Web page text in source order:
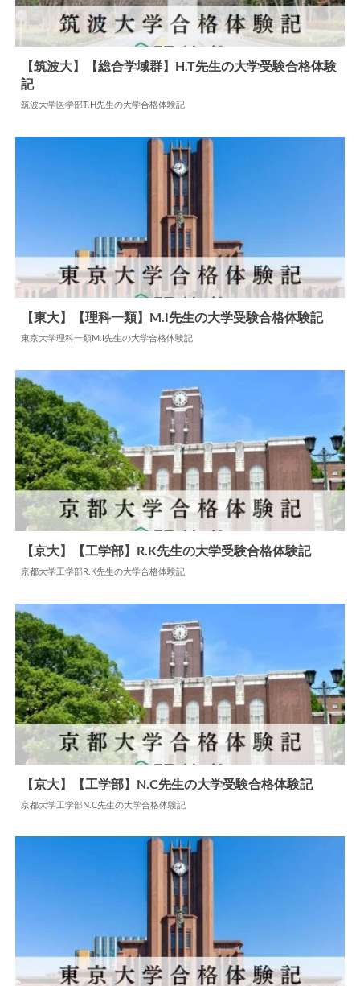
大学合格体験記
【筑波大】【総合学域群】H.T先生の大学受験合格体験
記
筑波大学医学部T.H先生の大学合格体験記
【東大】【理科一類】M.I先生の大学受験合格体験記
東京大学理科一類M.I先生の大学合格体験記
【京大】【工学部】R.K先生の大学受験合格体験記
京都大学工学部R.K先生の大学合格体験記
【京大】【工学部】N.C先生の大学受験合格体験記
京都大学工学部N.C先生の大学合格体験記